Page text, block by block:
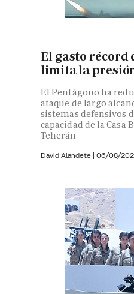
El gasto récord
limita la
El Pentágono ha
ataque de largo
sistemas defensivos
capacidad de la Casa
Teherán
David Alandete | 06/08/